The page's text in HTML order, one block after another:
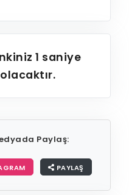
1 saniye
Paylaş:
PAYLAŞ